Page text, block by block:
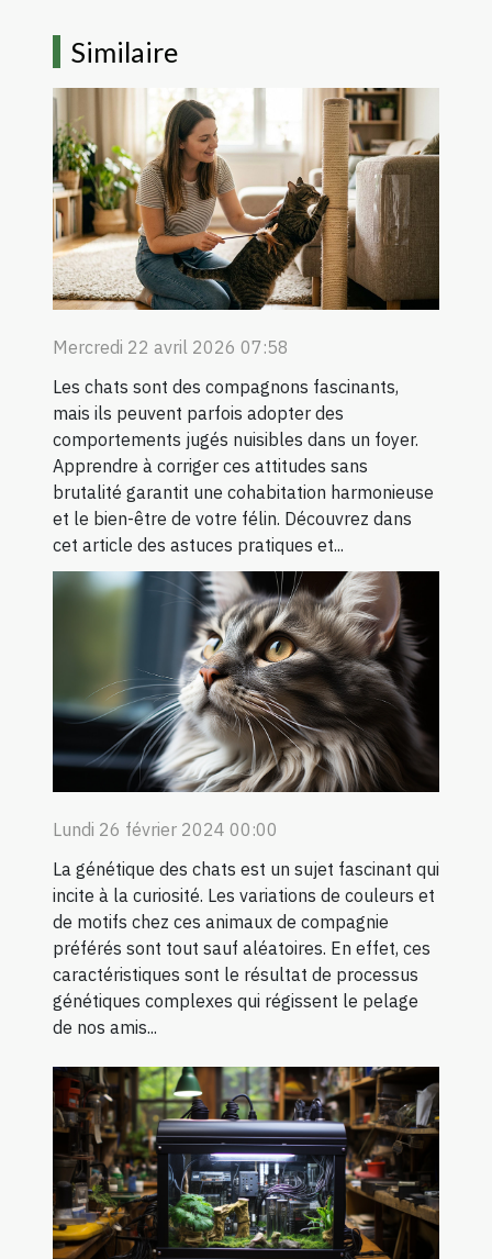
Similaire
Mercredi 22 avril 2026 07:58
Les chats sont des compagnons fascinants,
mais ils peuvent parfois adopter des
comportements jugés nuisibles dans un foyer.
Apprendre à corriger ces attitudes sans
brutalité garantit une cohabitation harmonieuse
et le bien-être de votre félin. Découvrez dans
cet article des astuces pratiques et...
Lundi 26 février 2024 00:00
La génétique des chats est un sujet fascinant qui
incite à la curiosité. Les variations de couleurs et
de motifs chez ces animaux de compagnie
préférés sont tout sauf aléatoires. En effet, ces
caractéristiques sont le résultat de processus
génétiques complexes qui régissent le pelage
de nos amis...